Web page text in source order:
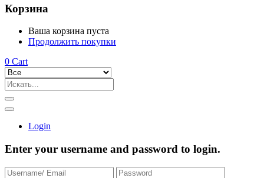
Корзина
Ваша корзина пуста
Продолжить покупки
0 Cart
Login
Enter your username and password to login.